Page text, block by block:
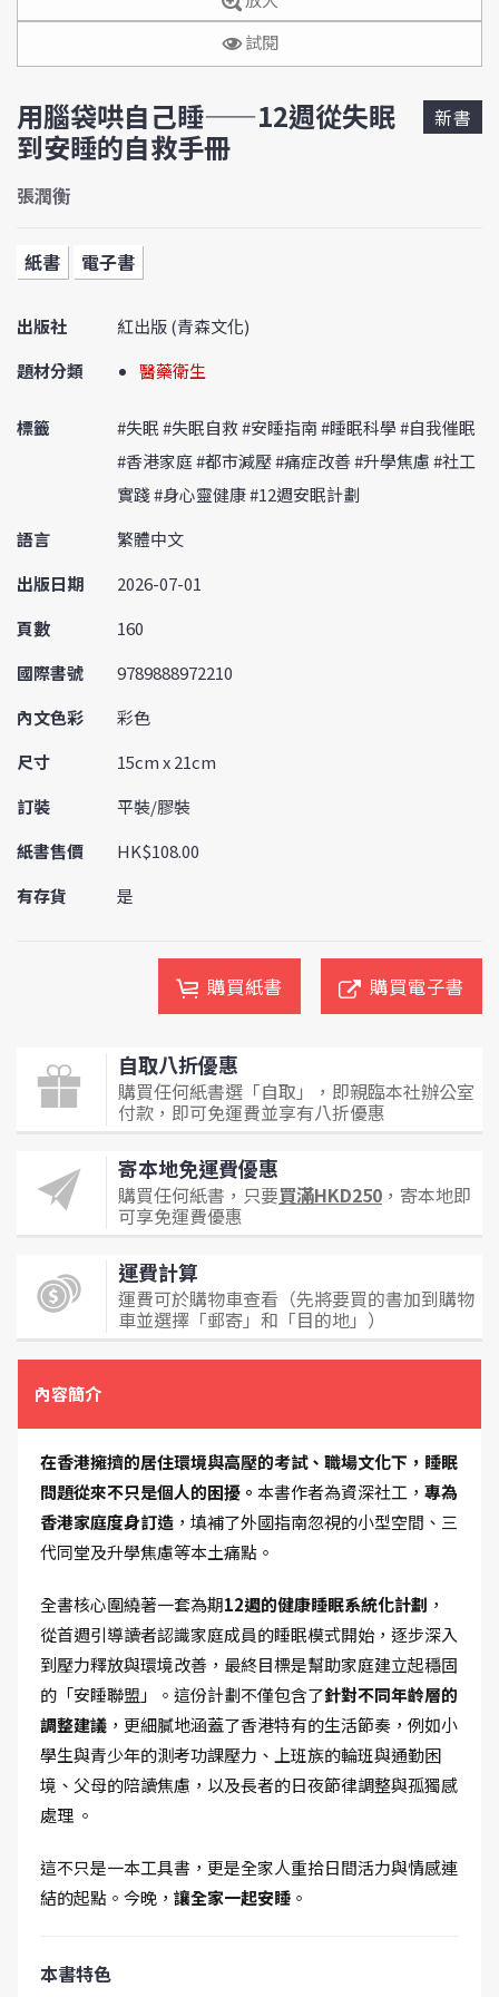
試閱
用腦袋哄自己睡——12週從失眠
到安睡的自救手冊
新書
張潤衡
紙書 電子書
出版社
紅出版 (青森文化)
題材分類
醫藥衛生
標籤
#失眠 #失眠自救 #安睡指南 #睡眠科學 #自我催眠
#香港家庭 #都市減壓 #痛症改善 #升學焦慮 #社工
實踐 #身心靈健康 #12週安眠計劃
語言
繁體中文
出版日期
2026-07-01
頁數
160
國際書號
9789888972210
內文色彩
彩色
尺寸
15cm x 21cm
訂裝
平裝/膠裝
紙書售價
HK$108.00
有存貨
是
購買紙書 購買電子書
自取八折優惠
購買任何紙書選「自取」，即親臨本社辦公室
付款，即可免運費並享有八折優惠
寄本地免運費優惠
購買任何紙書，只要買滿HKD250 ，寄本地即
可享免運費優惠
運費計算
運費可於購物車查看（先將要買的書加到購物
車並選擇「郵寄」和「目的地」）
內容簡介
在香港擁擠的居住環境與高壓的考試、職場文化下，睡眠
問題從來不只是個人的困擾。 本書作者為資深社工， 專為
香港家庭度身訂造 ，填補了外國指南忽視的小型空間、三
代同堂及升學焦慮等本土痛點。
全書核心圍繞著一套為期12週的健康睡眠系統化計劃 ，
從首週引導讀者認識家庭成員的睡眠模式開始，逐步深入
到壓力釋放與環境改善，最終目標是幫助家庭建立起穩固
的「安睡聯盟」。這份計劃不僅包含了針對不同年齡層的
調整建議 ，更細膩地涵蓋了香港特有的生活節奏，例如小
學生與青少年的測考功課壓力、上班族的輪班與通勤困
境、父母的陪讀焦慮，以及長者的日夜節律調整與孤獨感
處理 。
這不只是一本工具書，更是全家人重拾日間活力與情感連
結的起點。今晚， 讓全家一起安睡 。
本書特色